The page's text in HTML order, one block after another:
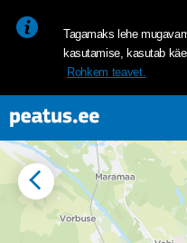
Tagamaks lehe
kasutamise, kasutab
Rohkem teavet.